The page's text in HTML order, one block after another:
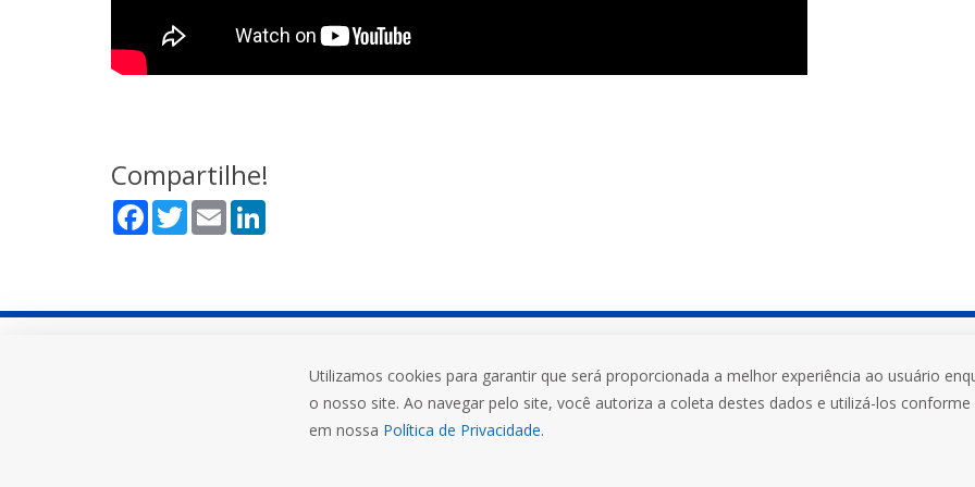
Compartilhe!
Facebook
TwitterEmail
Rua do Comércio, 3000, Bairro Universitário
Ijuí-RS, 98700-000
Mais que uma
Utilizamos cookies para garantir que será proporcionada a melhor experiência ao usuário
o nosso site. Ao navegar pelo site, você autoriza a coleta destes dados e utilizá-los conforme
em nossa Política de Privacidade.